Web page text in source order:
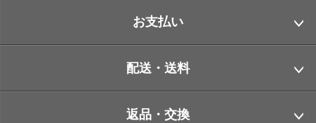
お支払い
配送・送料
返品・交換